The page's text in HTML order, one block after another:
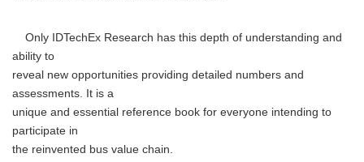
Only IDTechEx Research has this depth of understanding and
ability to
reveal new opportunities providing detailed numbers and
assessments. It is a
unique and essential reference book for everyone intending to
participate in
the reinvented bus value chain.